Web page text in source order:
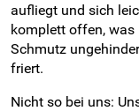
aufliegt und sich
komplett offen, was
Schmutz
friert.
Nicht so bei uns: